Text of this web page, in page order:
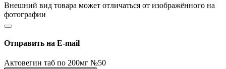
Внешний вид товара может отличаться от изображённого на
фотографии
Отправить на E-mail
Актовегин таб по 200мг №50